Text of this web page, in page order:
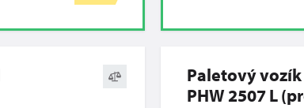
Paletový vozík
PHW 2507 L